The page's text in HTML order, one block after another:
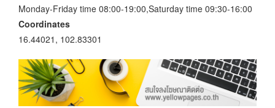
Monday-Friday time 08:00-19:00,Saturday time 09:30-16:00
Coordinates
16.44021, 102.83301